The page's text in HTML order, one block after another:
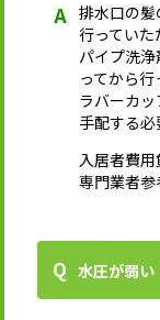
排水口の
行っていた
パイプ洗
ってから行
ラバーカ
手配する
入居者費用
専門業者
水圧が弱い